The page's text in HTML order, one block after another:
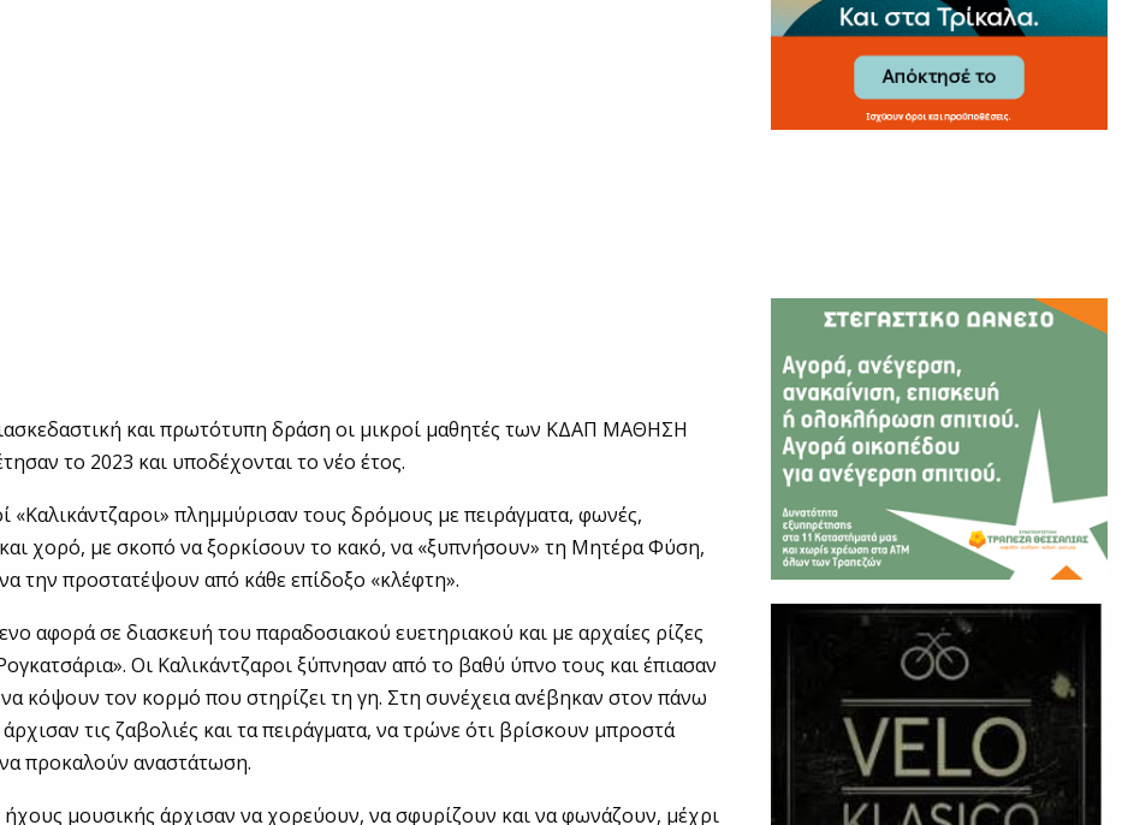
και πρωτότυπη δράση οι μικροί μαθητές των ΚΔΑΠ ΜΑΘΗΣΗ
το 2023 και υποδέχονται το νέο έτος.
«Καλικάντζαροι» πλημμύρισαν τους δρόμους με πειράγματα, φωνές,
χορό, με σκοπό να ξορκίσουν το κακό, να «ξυπνήσουν» τη Μητέρα Φύση,
την προστατέψουν από κάθε επίδοξο «κλέφτη».
αφορά σε διασκευή του παραδοσιακού ευετηριακού και με αρχαίες ρίζες
Οι Καλικάντζαροι ξύπνησαν από το βαθύ ύπνο τους και έπιασαν
κόψουν τον κορμό που στηρίζει τη γη. Στη συνέχεια ανέβηκαν στον πάνω
τις ζαβολιές και τα πειράγματα, να τρώνε ότι βρίσκουν μπροστά
προκαλούν αναστάτωση.
μουσικής άρχισαν να χορεύουν, να σφυρίζουν και να φωνάζουν, μέχρι